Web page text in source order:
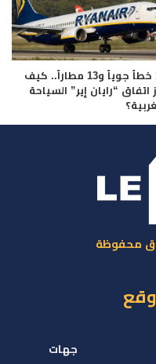
156 خطاً جوياً و13 مطاراً.. كيف
اتفاق “رايان إير” السياحة
جهات